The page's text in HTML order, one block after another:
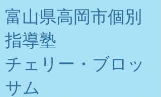
富山県高岡市個別
指導塾
チェリー・ブロッ
サム